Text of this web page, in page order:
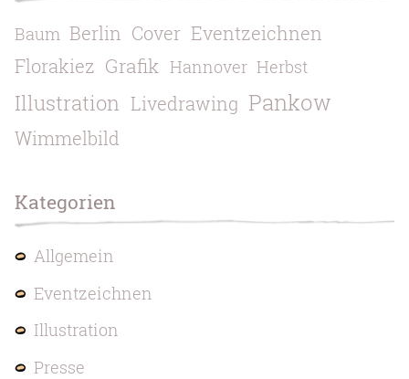
Baum Berlin Cover Eventzeichnen
Florakiez Grafik Hannover Herbst
Illustration Livedrawing Pankow
Wimmelbild
Kategorien
Allgemein
Eventzeichnen
Illustration
Presse